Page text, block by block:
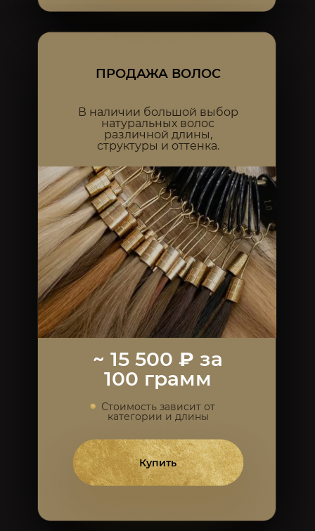
ПРОДАЖА ВОЛОС
В наличии большой выбор
натуральных волос
различной длины,
структуры и оттенка.
Стоимость зависит от
категории и длины
~ 15 500 ₽ за
100 грамм
Купить